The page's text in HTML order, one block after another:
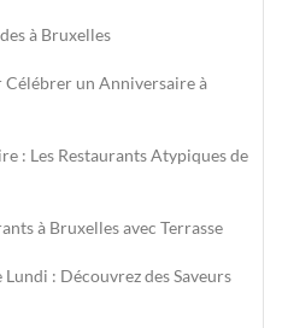
à Bruxelles
Célébrer un Anniversaire à
: Les Restaurants Atypiques de
à Bruxelles avec Terrasse
: Découvrez des Saveurs